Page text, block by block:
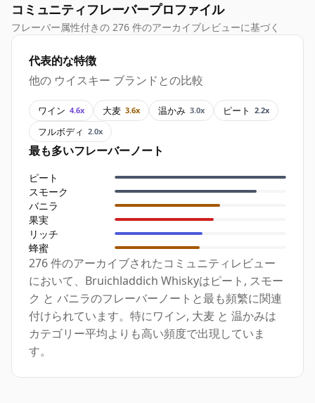
コミュニティフレーバープロファイル
フレーバー属性付きの 276 件のアーカイブレビューに基づく
代表的な特徴
他の ウイスキー ブランドとの比較
ワイン 4.6x 大麦 3.6x 温かみ 3.0x ピート 2.2x
フルボディ 2.0x
最も多いフレーバーノート
ピート
スモーク
バニラ
果実
リッチ
蜂蜜
276 件のアーカイブされたコミュニティレビュー
において、Bruichladdich Whiskyはピート, スモー
ク と バニラのフレーバーノートと最も頻繁に関連
付けられています。特にワイン, 大麦 と 温かみは
カテゴリー平均よりも高い頻度で出現していま
す。